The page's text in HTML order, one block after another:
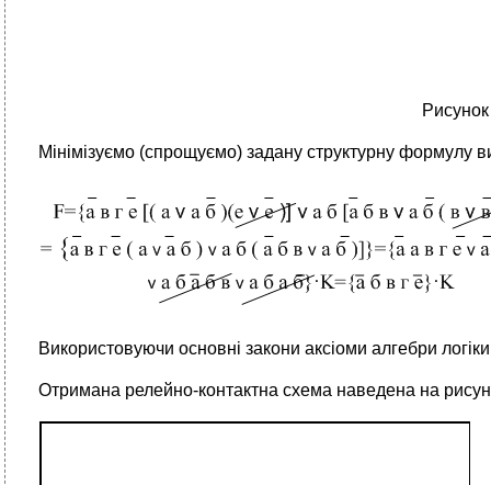
Мінімізуємо (спрощуємо) задану структурну формулу
Використовуючи основні закони аксіоми алгебри
Отримана релейно-контактна схема наведена на